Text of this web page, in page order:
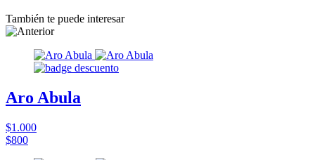
También te puede interesar
Aro Abula
$1.000
$800